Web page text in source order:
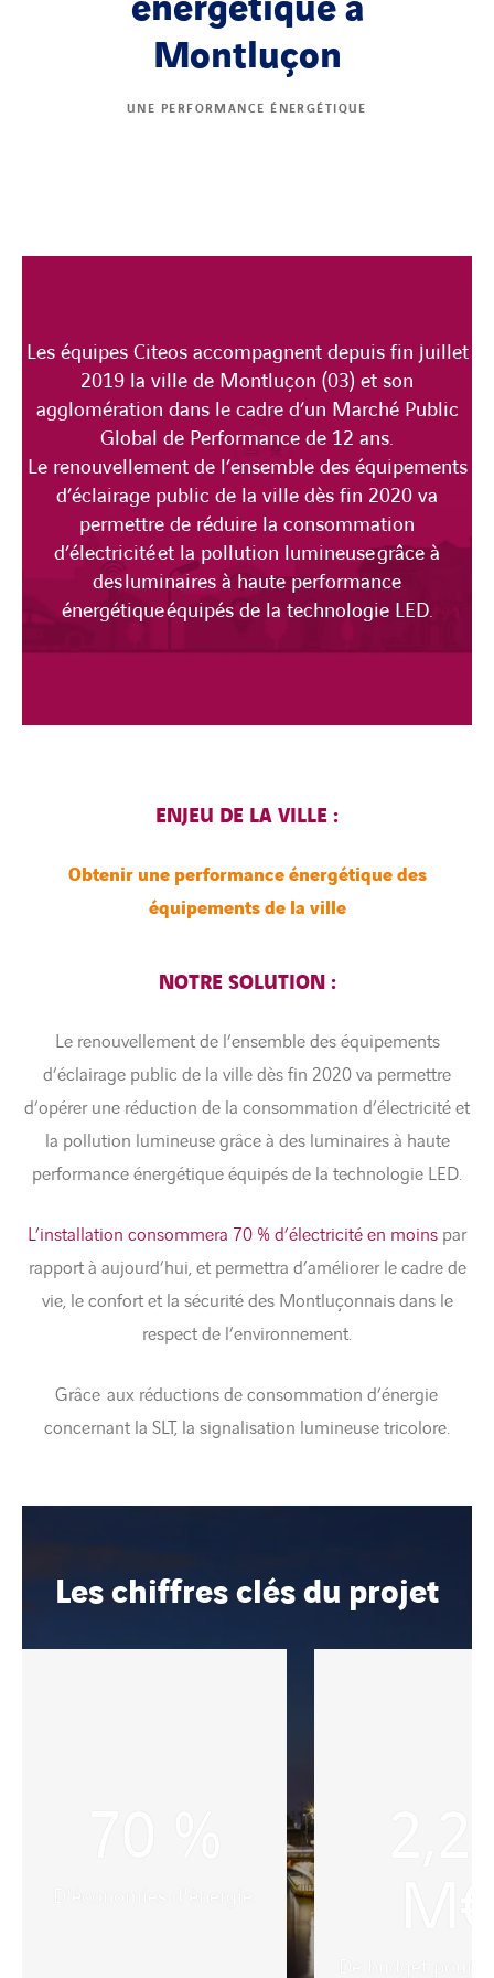
Montluçon
UNE PERFORMANCE ÉNERGÉTIQUE
Les équipes Citeos accompagnent depuis fin juillet
2019 la ville de Montluçon (03) et son
agglomération dans le cadre d’un Marché Public
Global de Performance de 12 ans.
Le renouvellement de l’ensemble des équipements
d’éclairage public de la ville dès fin 2020 va
permettre de réduire la consommation
d’électricité et la pollution lumineuse grâce à
des luminaires à haute performance
énergétique équipés de la technologie LED.
ENJEU DE LA VILLE :
Obtenir une performance énergétique des
équipements de la ville
NOTRE SOLUTION :
Le renouvellement de l’ensemble des équipements
d’éclairage public de la ville dès fin 2020 va permettre
d’opérer une réduction de la consommation d’électricité et
la pollution lumineuse grâce à des luminaires à haute
performance énergétique équipés de la technologie LED.
L’installation consommera 70 % d’électricité en moins par
rapport à aujourd’hui, et permettra d’améliorer le cadre de
vie, le confort et la sécurité des Montluçonnais dans le
respect de l’environnement.
Grâce aux réductions de consommation d’énergie
concernant la SLT, la signalisation lumineuse tricolore.
Les chiffres clés du projet